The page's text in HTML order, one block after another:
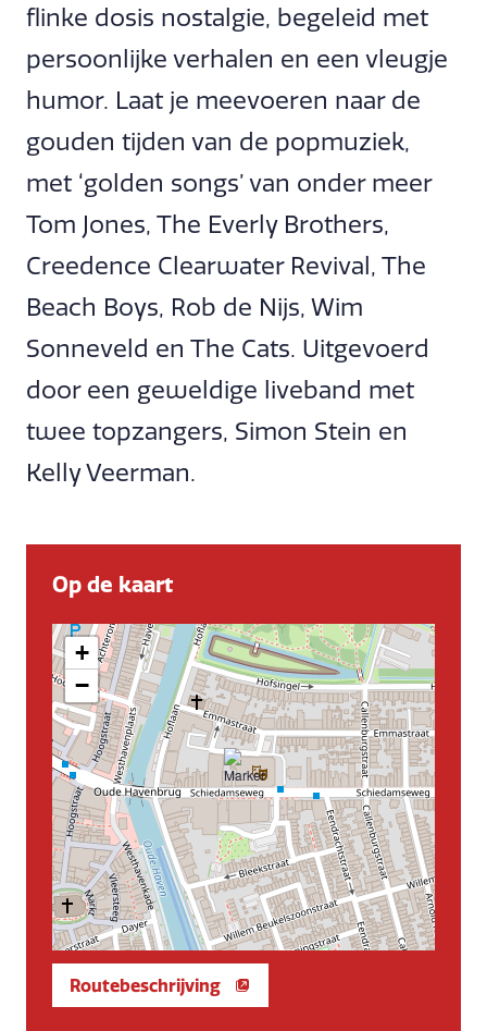
flinke dosis nostalgie, begeleid met
persoonlijke verhalen en een vleugje
humor. Laat je meevoeren naar de
gouden tijden van de popmuziek,
met ‘golden songs’ van onder meer
Tom Jones, The Everly Brothers,
Creedence Clearwater Revival, The
Beach Boys, Rob de Nijs, Wim
Sonneveld en The Cats. Uitgevoerd
door een geweldige liveband met
twee topzangers, Simon Stein en
Kelly Veerman.
Op de kaart
+
−
Routebeschrijving